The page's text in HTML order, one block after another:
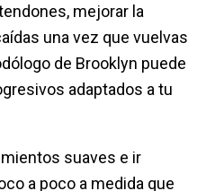
mejorar la
una vez que vuelvas
de Brooklyn puede
adaptados a tu
suaves e ir
a poco a medida que